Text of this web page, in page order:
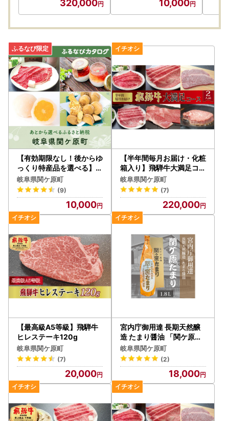
320,000 10,000
【有効期限なし！後からゆ
っくり特産品を選べる】岐
阜県関ケ原町カタログポイ
ント
岐阜県関ケ原町
(9)
10,000
【半年間毎月お届け・化粧
箱入り】飛騨牛大満足コー
ス（約2人前）
岐阜県関ケ原町
(7)
220,000
【最高級A5等級】飛騨牛
ヒレステーキ120g
岐阜県関ケ原町
(7)
20,000
宮内庁御用達 長期天然醸
造 たまり醤油 「関ケ原た
まり」 1.8L×1本
岐阜県関ケ原町
(2)
18,000